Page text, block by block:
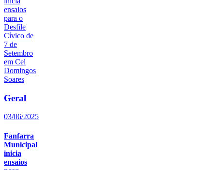
Geral
03/06/2025
Fanfarra
Municipal
inicia
ensaios